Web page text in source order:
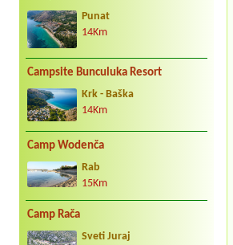
Punat
14Km
Campsite Bunculuka Resort
Krk - Baška
14Km
Camp Wodenča
Rab
15Km
Camp Rača
Sveti Juraj